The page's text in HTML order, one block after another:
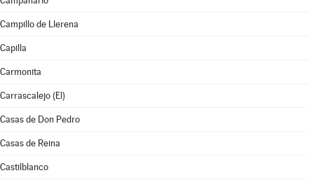
Campillo de Llerena
Capilla
Carmonita
Carrascalejo (El)
Casas de Don Pedro
Casas de Reina
Castilblanco